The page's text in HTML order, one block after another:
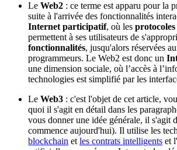
Le Web2 : ce terme est apparu pour la
suite à l'arrivée des fonctionnalités
Internet participatif, où les protocoles
permettent à ses utilisateurs de
fonctionnalités, jusqu'alors réservées
programmeurs. Le Web2 est donc un
une dimension sociale, où l’accès à
technologies est simplifié par les
Le Web3 : c'est l'objet de cet article,
quoi il s'agit en détail dans les
vous donner une idée générale, il s'agit
commence aujourd'hui). Il utilise les
blockchain et les contrats intelligents et